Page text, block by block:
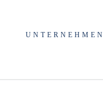
UNTERNEHMEN